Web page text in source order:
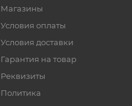
Магазины
Условия оплаты
Условия доставки
Гарантия на товар
Реквизиты
Политика